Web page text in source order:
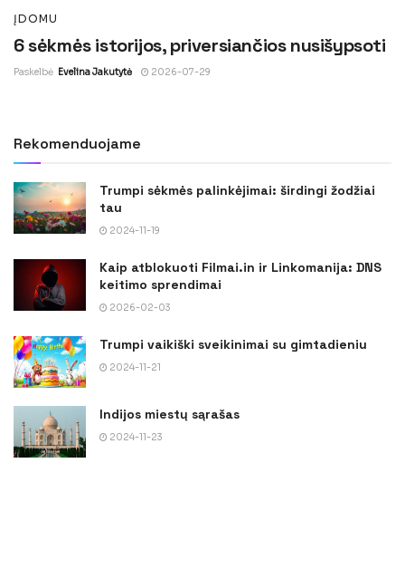
ĮDOMU
6 sėkmės istorijos, priversiančios nusišypsoti
Paskelbė Evelina Jakutytė 2026-07-29
Rekomenduojame
Trumpi sėkmės palinkėjimai: širdingi žodžiai
tau
2024-11-19
Kaip atblokuoti Filmai.in ir Linkomanija: DNS
keitimo sprendimai
2026-02-03
Trumpi vaikiški sveikinimai su gimtadieniu
2024-11-21
Indijos miestų sąrašas
2024-11-23